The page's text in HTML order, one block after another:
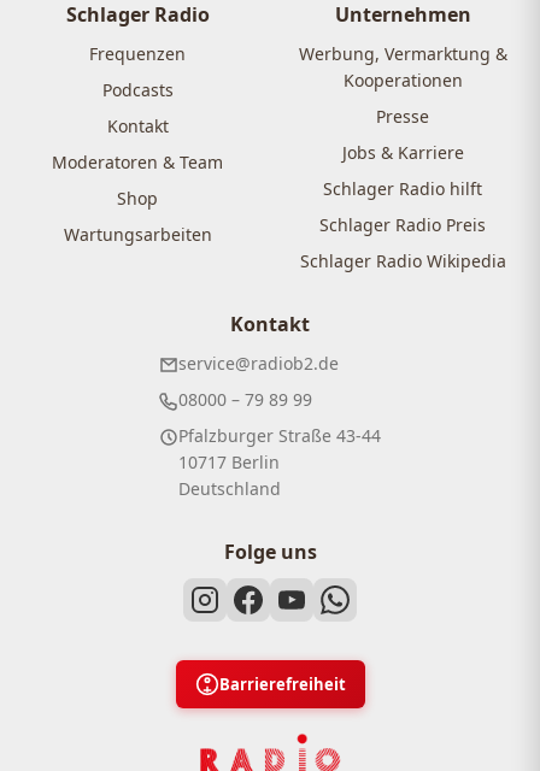
Schlager Radio
Frequenzen
Podcasts
Kontakt
Moderatoren & Team
Shop
Wartungsarbeiten
Unternehmen
Werbung, Vermarktung &
Kooperationen
Presse
Jobs & Karriere
Schlager Radio hilft
Schlager Radio Preis
Schlager Radio Wikipedia
Kontakt
service@radiob2.de
08000 – 79 89 99
Pfalzburger Straße 43-44
10717 Berlin
Deutschland
Folge uns
Barrierefreiheit